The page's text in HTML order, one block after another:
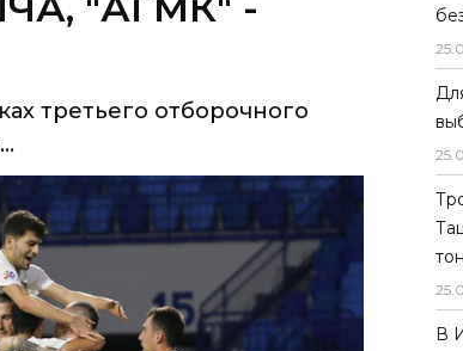
третьего отборочного
25.
25.
25.
В